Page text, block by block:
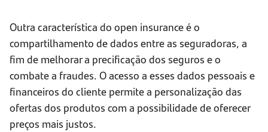
Outra característica do open insurance é o
compartilhamento de dados entre as seguradoras, a
fim de melhorar a precificação dos seguros e o
combate a fraudes. O acesso a esses dados pessoais e
financeiros do cliente permite a personalização das
ofertas dos produtos com a possibilidade de oferecer
preços mais justos.